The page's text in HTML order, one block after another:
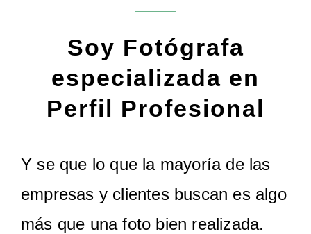
Soy Fotógrafa
especializada en
Perfil Profesional
Y se que lo que la mayoría de las
empresas y clientes buscan es algo
más que una foto bien realizada.